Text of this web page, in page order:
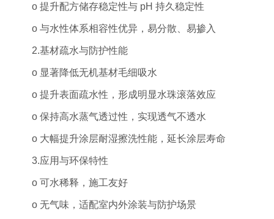
o 提升配方储存稳定性与 pH 持久稳定性
o 与水性体系相容性优异，易分散、易掺入
2.基材疏水与防护性能
o 显著降低无机基材毛细吸水
o 提升表面疏水性，形成明显水珠滚落效应
o 保持高水蒸气透过性，实现透气不透水
o 大幅提升涂层耐湿擦洗性能，延长涂层寿命
3.应用与环保特性
o 可水稀释，施工友好
o 无气味，适配室内外涂装与防护场景